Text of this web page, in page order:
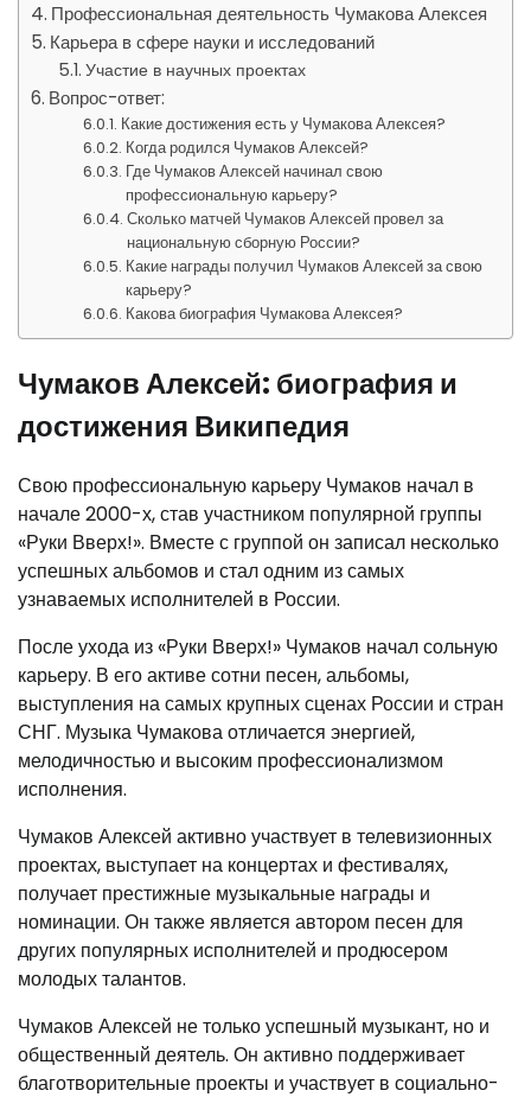
Профессиональная деятельность Чумакова Алексея
Карьера в сфере науки и исследований
Участие в научных проектах
Вопрос-ответ:
Какие достижения есть у Чумакова Алексея?
Когда родился Чумаков Алексей?
Где Чумаков Алексей начинал свою
профессиональную карьеру?
Сколько матчей Чумаков Алексей провел за
национальную сборную России?
Какие награды получил Чумаков Алексей за свою
карьеру?
Какова биография Чумакова Алексея?
Чумаков Алексей: биография и
достижения Википедия
Свою профессиональную карьеру Чумаков начал в
начале 2000-х, став участником популярной группы
«Руки Вверх!». Вместе с группой он записал несколько
успешных альбомов и стал одним из самых
узнаваемых исполнителей в России.
После ухода из «Руки Вверх!» Чумаков начал сольную
карьеру. В его активе сотни песен, альбомы,
выступления на самых крупных сценах России и стран
СНГ. Музыка Чумакова отличается энергией,
мелодичностью и высоким профессионализмом
исполнения.
Чумаков Алексей активно участвует в телевизионных
проектах, выступает на концертах и фестивалях,
получает престижные музыкальные награды и
номинации. Он также является автором песен для
других популярных исполнителей и продюсером
молодых талантов.
Чумаков Алексей не только успешный музыкант, но и
общественный деятель. Он активно поддерживает
благотворительные проекты и участвует в социально-